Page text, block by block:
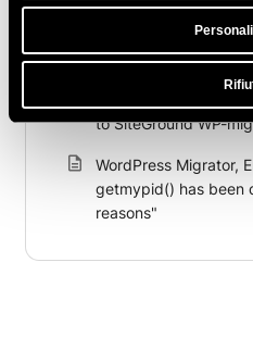
WordPress Migrator,
path is invalid or
to SiteGround WP-
WordPress Migrator,
getmypid() has been
reasons"